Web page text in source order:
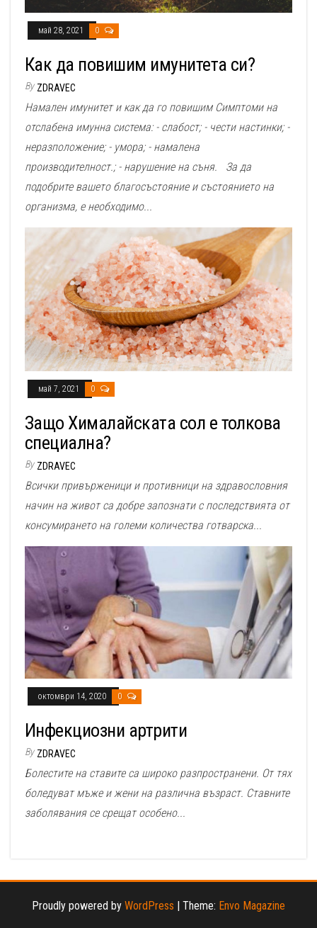
май 28, 2021 0
Как да повишим имунитета си?
By ZDRAVEC
Намален имунитет и как да го повишим Симптоми на
отслабена имунна система: - слабост; - чести настинки; -
неразположение; - умора; - намалена
производителност.; - нарушение на съня. За да
подобрите вашето благосъстояние и състоянието на
организма, е необходимо...
май 7, 2021 0
Защо Хималайската сол е толкова
специална?
By ZDRAVEC
Всички привърженици и противници на здравословния
начин на живот са добре запознати с последствията от
консумирането на големи количества готварска...
октомври 14, 2020 0
Инфекциозни артрити
By ZDRAVEC
Болестите на ставите са широко разпространени. От тях
боледуват мъже и жени на различна възраст. Ставните
заболявания се срещат особено...
Proudly powered by WordPress Theme: Envo Magazine